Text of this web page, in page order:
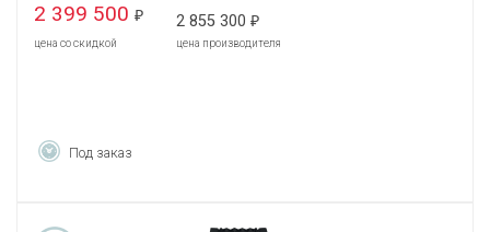
2 399 500 ₽
цена со скидкой
2 855 300 ₽
цена производителя
Под заказ